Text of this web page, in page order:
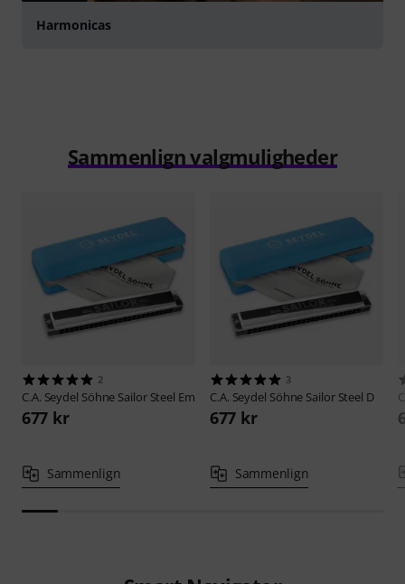
Harmonicas
Sammenlign valgmuligheder
2
C.A. Seydel Söhne Sailor Steel Em
677 kr
Sammenlign
3
C.A. Seydel Söhne Sailor Steel D
677 kr
Sammenlign